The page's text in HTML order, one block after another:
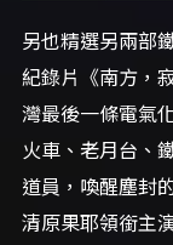
另也精選另兩部
紀錄片《南方，
灣最後一條電氣
火車、老月台、
道員，喚醒塵封
清原果耶領銜主